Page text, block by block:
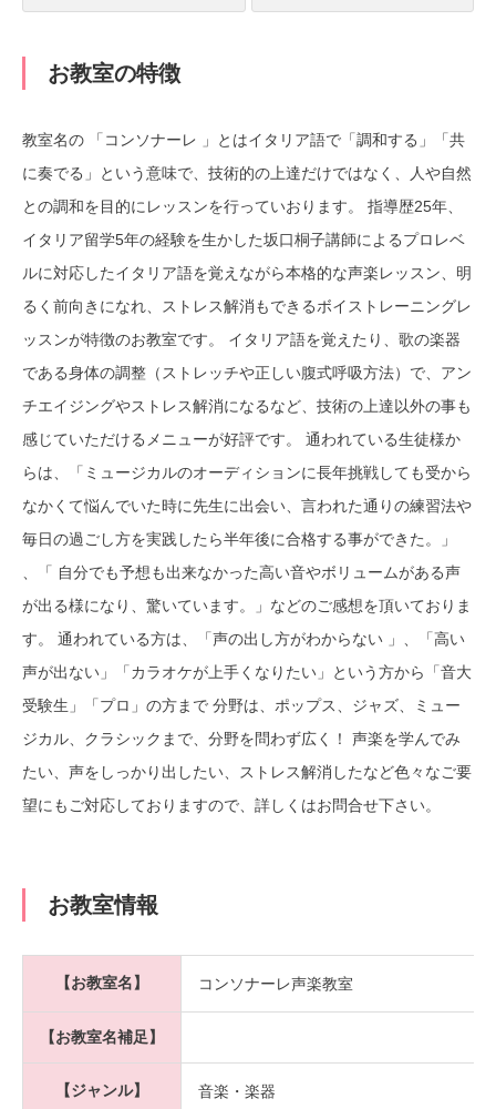
お教室の特徴
教室名の 「コンソナーレ 」とはイタリア語で「調和する」「共
に奏でる」という意味で、技術的の上達だけではなく、人や自然
との調和を目的にレッスンを行っていおります。 指導歴25年、
イタリア留学5年の経験を生かした坂口桐子講師によるプロレベ
ルに対応したイタリア語を覚えながら本格的な声楽レッスン、明
るく前向きになれ、ストレス解消もできるボイストレーニングレ
ッスンが特徴のお教室です。 イタリア語を覚えたり、歌の楽器
である身体の調整（ストレッチや正しい腹式呼吸方法）で、アン
チエイジングやストレス解消になるなど、技術の上達以外の事も
感じていただけるメニューが好評です。 通われている生徒様か
らは、「ミュージカルのオーディションに長年挑戦しても受から
なかくて悩んでいた時に先生に出会い、言われた通りの練習法や
毎日の過ごし方を実践したら半年後に合格する事ができた。」
、「 自分でも予想も出来なかった高い音やボリュームがある声
が出る様になり、驚いています。」などのご感想を頂いておりま
す。 通われている方は、「声の出し方がわからない 」、「高い
声が出ない」「カラオケが上手くなりたい」という方から「音大
受験生」「プロ」の方まで 分野は、ポップス、ジャズ、ミュー
ジカル、クラシックまで、分野を問わず広く！ 声楽を学んでみ
たい、声をしっかり出したい、ストレス解消したなど色々なご要
望にもご対応しておりますので、詳しくはお問合せ下さい。
お教室情報
【お教室名】 コンソナーレ声楽教室
【お教室名補足】
【ジャンル】 音楽・楽器